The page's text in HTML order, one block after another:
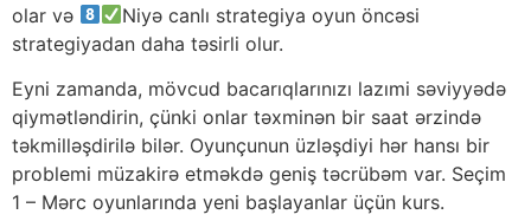
olar və
Niyə canlı strategiya oyun öncəsi
strategiyadan daha təsirli olur.
Eyni zamanda, mövcud bacarıqlarınızı lazımi səviyyədə
qiymətləndirin, çünki onlar təxminən bir saat ərzində
təkmilləşdirilə bilər. Oyunçunun üzləşdiyi hər hansı bir
problemi müzakirə etməkdə geniş təcrübəm var. Seçim
1 – Mərc oyunlarında yeni başlayanlar üçün kurs.